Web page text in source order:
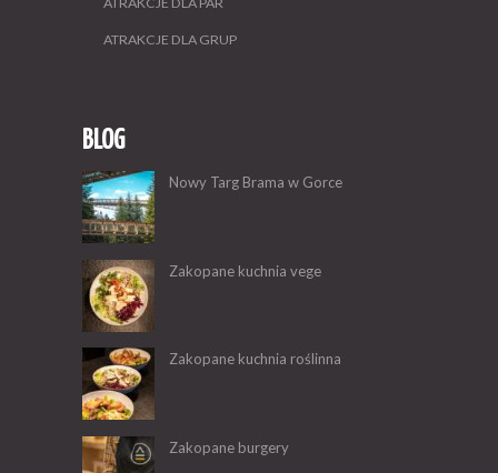
ATRAKCJE DLA GRUP
BLOG
Nowy Targ Brama w Gorce
Zakopane kuchnia vege
Zakopane kuchnia roślinna
Zakopane burgery